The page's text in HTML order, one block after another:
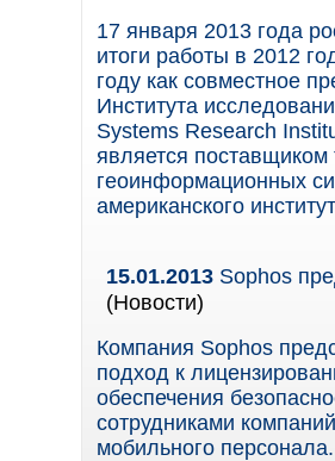
17 января 2013 года
итоги работы в 2012
году как совместное
Института
Systems Research
является
геоинформационных
американского
15.01.2013 Sophos
(Новости)
Компания Sophos
подход к
обеспечения
сотрудниками
мобильного персонала.